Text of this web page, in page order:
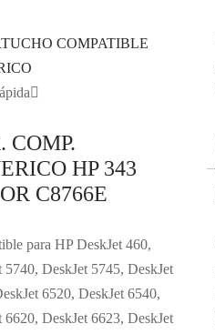
COMP.
HP 343
C8766E
para HP DeskJet 460,
5740, DeskJet 5745, DeskJet
6520, DeskJet 6540,
6620, DeskJet 6623, DeskJet